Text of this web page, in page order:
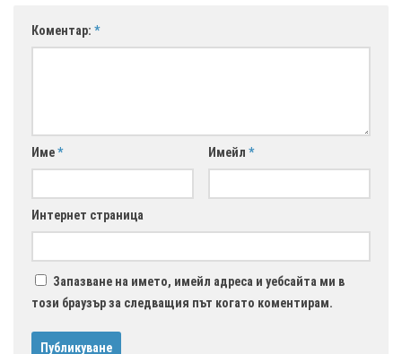
Коментар: *
Име* Имейл *
Интернет страница
Запазване на името, имейл адреса и уебсайта ми в
този браузър за следващия път когато коментирам.